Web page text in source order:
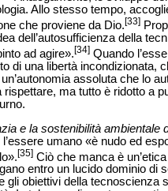
Allo stesso tempo,
che proviene da Dio.[33]
dell’autosufficienza della
ad agire».[34] Quando
di una libertà incondizionata,
assoluta che lo
ma tutto è ridotto a
e la sostenibilità ambientale
l’essere umano «è nudo ed
[35] Ciò che manca è
entro un lucido dominio di
gli obiettivi della